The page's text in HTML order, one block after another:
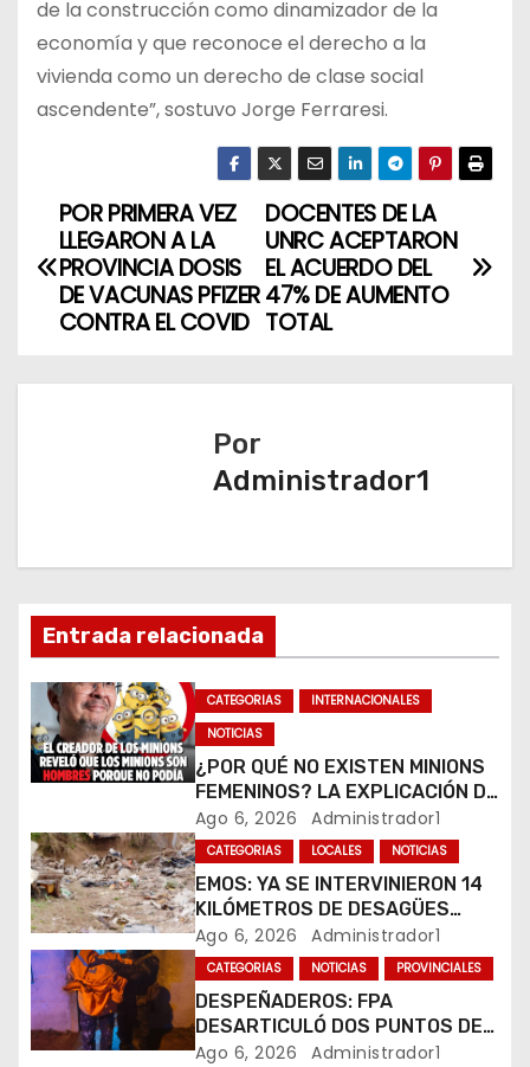
de la construcción como dinamizador de la
economía y que reconoce el derecho a la
vivienda como un derecho de clase social
ascendente”, sostuvo Jorge Ferraresi.
N
a
e
i
ó
n
d
e
e
n
t
r
a
DOCENTES DE LA
UNRC ACEPTARON
EL ACUERDO DEL
47% DE AUMENTO
TOTAL
POR PRIMERA VEZ
LLEGARON A LA
PROVINCIA DOSIS
DE VACUNAS PFIZER
CONTRA EL COVID
Por
Administrador1
Entrada relacionada
CATEGORIAS
INTERNACIONALES
NOTICIAS
¿POR QUÉ NO EXISTEN MINIONS
FEMENINOS? LA EXPLICACIÓN DE
SU CREADOR QUE VOLVIÓ A
VIRALIZARSE
Ago 6, 2026 Administrador1
CATEGORIAS LOCALES NOTICIAS
EMOS: YA SE INTERVINIERON 14
KILÓMETROS DE DESAGÜES
PLUVIALES
Ago 6, 2026 Administrador1
CATEGORIAS NOTICIAS PROVINCIALES
DESPEÑADEROS: FPA
DESARTICULÓ DOS PUNTOS DE
VENTA DE DROGAS. TRES
Ago 6, 2026 Administrador1